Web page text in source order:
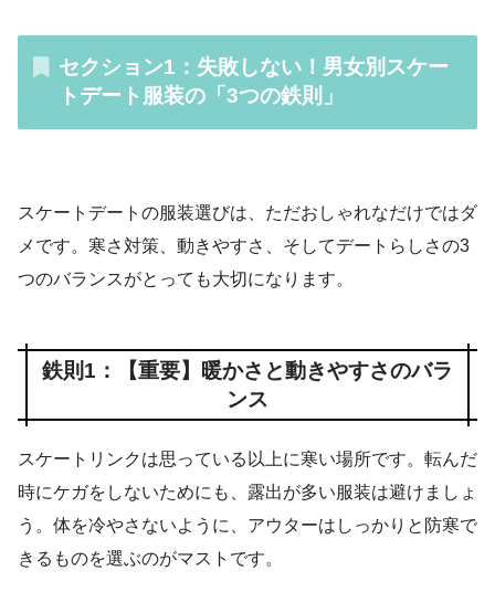
セクション1：失敗しない！男女別スケー
トデート服装の「3つの鉄則」
スケートデートの服装選びは、ただおしゃれなだけではダ
メです。寒さ対策、動きやすさ、そしてデートらしさの3
つのバランスがとっても大切になります。
鉄則1：【重要】暖かさと動きやすさのバラ
ンス
スケートリンクは思っている以上に寒い場所です。転んだ
時にケガをしないためにも、露出が多い服装は避けましょ
う。体を冷やさないように、アウターはしっかりと防寒で
きるものを選ぶのがマストです。